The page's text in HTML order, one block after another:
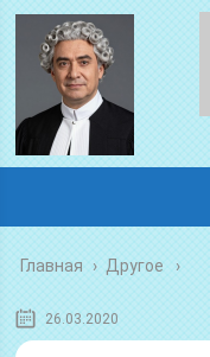
Главная › Другое
26.03.2020